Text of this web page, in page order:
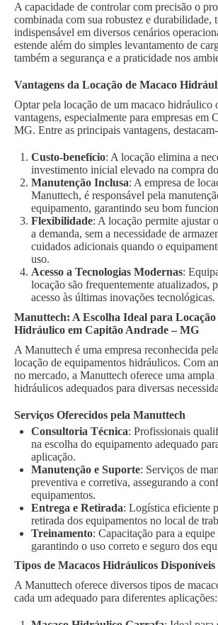
A capacidade de controlar com precisão o
combinada com sua robustez e durabilidade,
indispensável em diversos cenários
estende além do simples levantamento de
também a segurança e a praticidade nos
Vantagens da Locação de Macaco
Optar pela locação de um macaco hidráulico
vantagens, especialmente para empresas em
MG. Entre as principais vantagens,
Custo-benefício: A locação elimina a
investimento inicial elevado na compra
Manutenção Inclusa: A empresa de
Manuttech, é responsável pela
equipamento, garantindo seu bom
Flexibilidade: A locação permite ajustar
a demanda, sem a necessidade de
cuidados adicionais quando o
uso.
Acesso a Tecnologias Modernas:
locação são frequentemente atualizados,
acesso às últimas inovações tecnológicas.
Manuttech: A Escolha Ideal para Locação
Hidráulico em Capitão Andrade – MG
A Manuttech é uma empresa reconhecida
locação de equipamentos hidráulicos. Com
no mercado, a Manuttech oferece uma ampla
hidráulicos adequados para diversas
Serviços Oferecidos pela Manuttech
Consultoria Técnica: Profissionais
na escolha do equipamento adequado
aplicação.
Manutenção e Suporte: Serviços de
preventiva e corretiva, assegurando a
equipamentos.
Entrega e Retirada: Logística eficiente
retirada dos equipamentos no local de
Treinamento: Capacitação para a
garantindo o uso correto e seguro dos
Tipos de Macacos Hidráulicos Disponíveis
A Manuttech oferece diversos tipos de
cada um adequado para diferentes aplicações: